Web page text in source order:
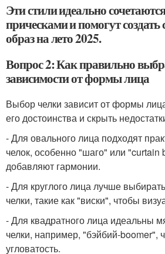
Эти стили идеально
прическами и помогут
образ на лето 2025.
Вопрос 2: Как правильно
зависимости от формы лица
Выбор челки зависит от формы
его достоинства и скрыть
- Для овального лица подходят
челок, особенно "шаго" или "curtain
добавляют гармонии.
- Для круглого лица лучше
челки, такие как "виски", чтобы
- Для квадратного лица идеальны
челки, например, "бэйбий-boomer",
угловатость.